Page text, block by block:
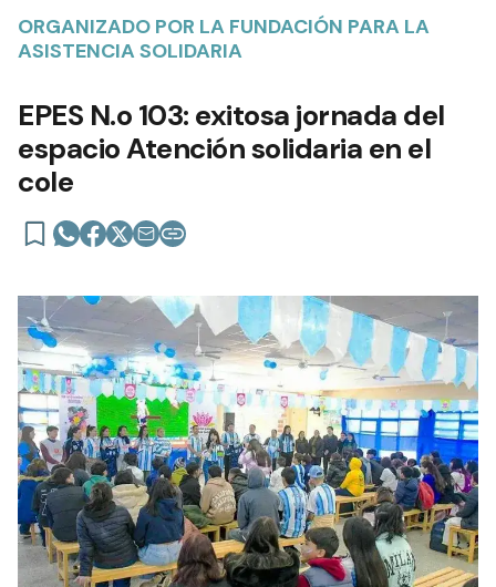
ORGANIZADO POR LA FUNDACIÓN PARA LA
ASISTENCIA SOLIDARIA
EPES N.o 103: exitosa jornada del
espacio Atención solidaria en el
cole